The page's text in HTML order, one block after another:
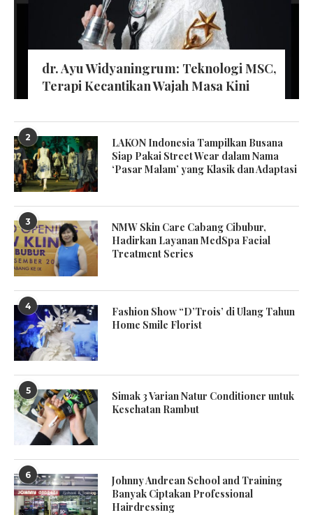
dr. Ayu Widyaningrum: Teknologi MSC,
Terapi Kecantikan Wajah Masa Kini
2
LAKON Indonesia Tampilkan Busana
Siap Pakai Street Wear dalam Nama
‘Pasar Malam’ yang Klasik dan Adaptasi
3
NMW Skin Care Cabang Cibubur,
Hadirkan Layanan MedSpa Facial
Treatment Series
4
Fashion Show “D’Trois’ di Ulang Tahun
Home Smile Florist
5
Simak 3 Varian Natur Conditioner untuk
Kesehatan Rambut
6
Johnny Andrean School and Training
Banyak Ciptakan Professional
Hairdressing